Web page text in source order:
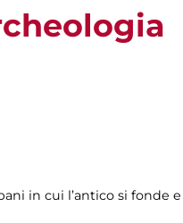
in cui l’antico si fonde e